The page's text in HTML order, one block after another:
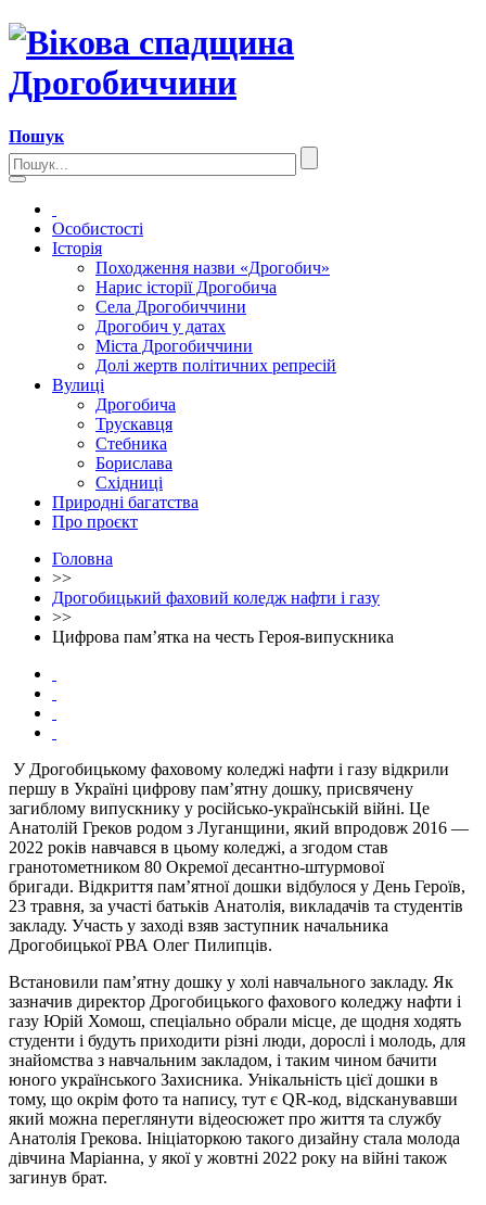
Пошук
Особистості
Історія
Походження назви «Дрогобич»
Нарис історії Дрогобича
Села Дрогобиччини
Дрогобич у датах
Міста Дрогобиччини
Долі жертв політичних репресій
Вулиці
Дрогобича
Трускавця
Стебника
Борислава
Східниці
Природні багатства
Про проєкт
Головна
>>
Дрогобицький фаховий коледж нафти і газу
>>
Цифрова пам’ятка на честь Героя-випускника
У Дрогобицькому фаховому коледжі нафти і газу відкрили
першу в Україні цифрову пам’ятну дошку, присвячену
загиблому випускнику у російсько-українській війні. Це
Анатолій Греков родом з Луганщини, який впродовж 2016 —
2022 років навчався в цьому коледжі, а згодом став
гранотометником 80 Окремої десантно-штурмової
бригади. Відкриття пам’ятної дошки відбулося у День Героїв,
23 травня, за участі батьків Анатолія, викладачів та студентів
закладу. Участь у заході взяв заступник начальника
Дрогобицької РВА Олег Пилипців.
Встановили пам’ятну дошку у холі навчального закладу. Як
зазначив директор Дрогобицького фахового коледжу нафти і
газу Юрій Хомош, спеціально обрали місце, де щодня ходять
студенти і будуть приходити різні люди, дорослі і молодь, для
знайомства з навчальним закладом, і таким чином бачити
юного українського Захисника. Унікальність цієї дошки в
тому, що окрім фото та напису, тут є QR-код, відсканувавши
який можна переглянути відеосюжет про життя та службу
Анатолія Грекова. Ініціаторкою такого дизайну стала молода
дівчина Маріанна, у якої у жовтні 2022 року на війні також
загинув брат.